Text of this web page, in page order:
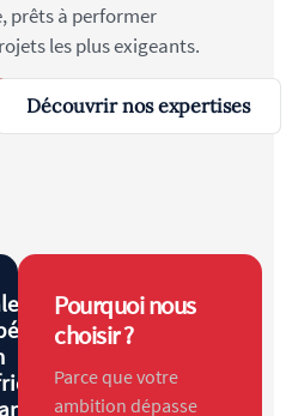
prêts à performer
les plus exigeants.
Découvrir nos expertises
Pourquoi nous
choisir ?
Parce que votre
ambition dépasse